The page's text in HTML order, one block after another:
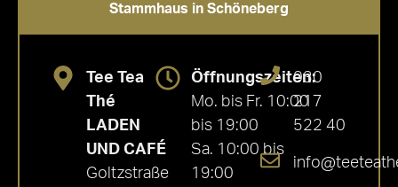
Stammhaus in Schöneberg
Tee Tea
Thé
LADEN
UND CAFÉ
Goltzstraße
Öffnungszeiten:
Mo. bis Fr. 10:00
bis 19:00
Sa. 10:00 bis
19:00
030
217
522 40